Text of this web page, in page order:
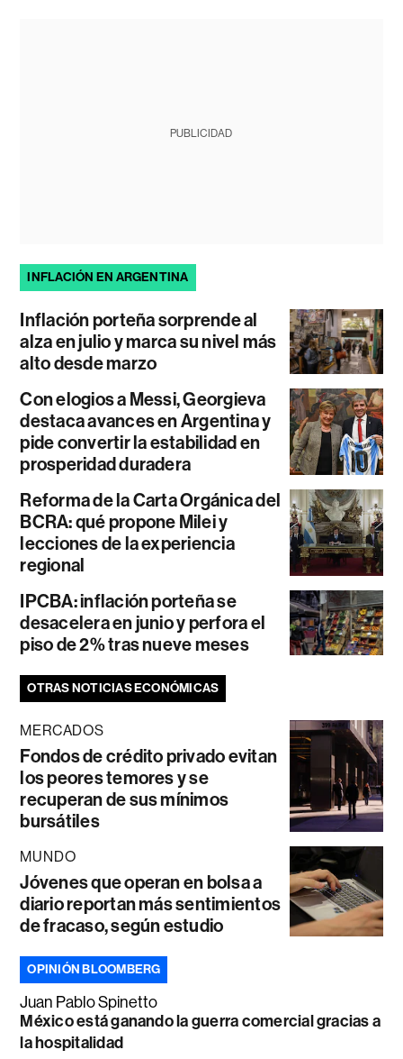
PUBLICIDAD
INFLACIÓN EN ARGENTINA
Inflación porteña sorprende al
alza en julio y marca su nivel más
alto desde marzo
Con elogios a Messi, Georgieva
destaca avances en Argentina y
pide convertir la estabilidad en
prosperidad duradera
Reforma de la Carta Orgánica del
BCRA: qué propone Milei y
lecciones de la experiencia
regional
IPCBA: inflación porteña se
desacelera en junio y perfora el
piso de 2% tras nueve meses
OTRAS NOTICIAS ECONÓMICAS
MERCADOS
Fondos de crédito privado evitan
los peores temores y se
recuperan de sus mínimos
bursátiles
MUNDO
Jóvenes que operan en bolsa a
diario reportan más sentimientos
de fracaso, según estudio
OPINIÓN BLOOMBERG
Juan Pablo Spinetto
México está ganando la guerra comercial gracias a
la hospitalidad